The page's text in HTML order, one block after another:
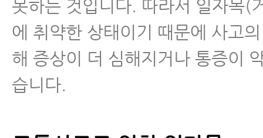
못하는 것입니다. 따라서 일자목(
에 취약한 상태이기 때문에 사고
해 증상이 더 심해지거나 통증이
습니다.